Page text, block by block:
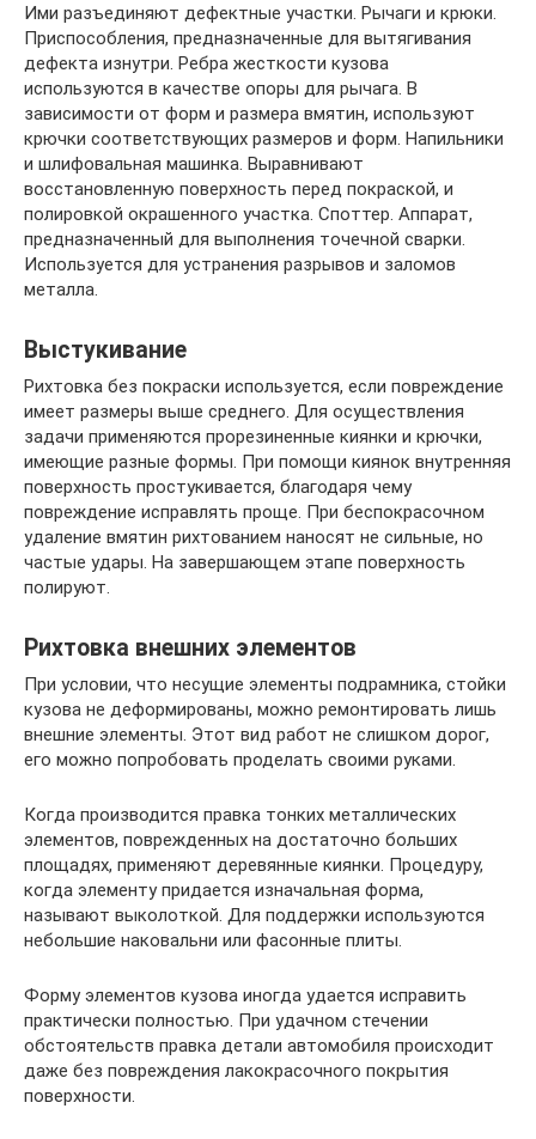
Ими разъединяют дефектные участки. Рычаги и крюки.
Приспособления, предназначенные для вытягивания
дефекта изнутри. Ребра жесткости кузова
используются в качестве опоры для рычага. В
зависимости от форм и размера вмятин, используют
крючки соответствующих размеров и форм. Напильники
и шлифовальная машинка. Выравнивают
восстановленную поверхность перед покраской, и
полировкой окрашенного участка. Споттер. Аппарат,
предназначенный для выполнения точечной сварки.
Используется для устранения разрывов и заломов
металла.
Выстукивание
Рихтовка без покраски используется, если повреждение
имеет размеры выше среднего. Для осуществления
задачи применяются прорезиненные киянки и крючки,
имеющие разные формы. При помощи киянок внутренняя
поверхность простукивается, благодаря чему
повреждение исправлять проще. При беспокрасочном
удаление вмятин рихтованием наносят не сильные, но
частые удары. На завершающем этапе поверхность
полируют.
Рихтовка внешних элементов
При условии, что несущие элементы подрамника, стойки
кузова не деформированы, можно ремонтировать лишь
внешние элементы. Этот вид работ не слишком дорог,
его можно попробовать проделать своими руками.
Когда производится правка тонких металлических
элементов, поврежденных на достаточно больших
площадях, применяют деревянные киянки. Процедуру,
когда элементу придается изначальная форма,
называют выколоткой. Для поддержки используются
небольшие наковальни или фасонные плиты.
Форму элементов кузова иногда удается исправить
практически полностью. При удачном стечении
обстоятельств правка детали автомобиля происходит
даже без повреждения лакокрасочного покрытия
поверхности.